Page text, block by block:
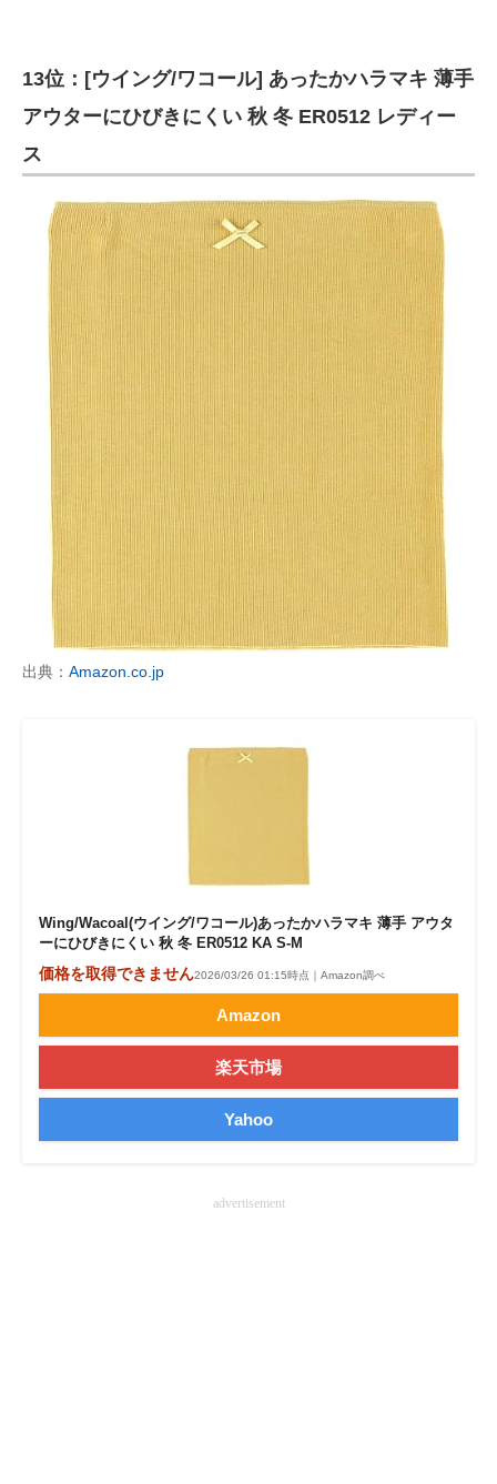
13位：[ウイング/ワコール] あったかハラマキ 薄手
アウターにひびきにくい 秋 冬 ER0512 レディー
ス
出典： Amazon.co.jp
Wing/Wacoal(ウイング/ワコール)あったかハラマキ 薄手 アウタ
ーにひびきにくい 秋 冬 ER0512 KA S-M
価格を取得できません2026/03/26 01:15時点｜Amazon調べ
Amazon
楽天市場
Yahoo
advertisement